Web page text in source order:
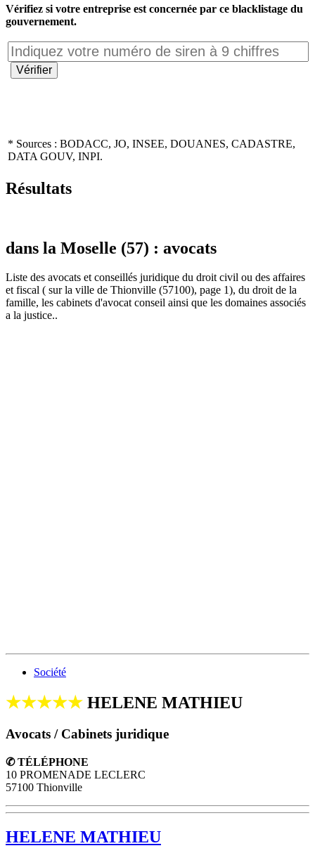
Vérifiez si votre entreprise est concernée par ce blacklistage du
gouvernement.
* Sources : BODACC, JO, INSEE, DOUANES, CADASTRE,
DATA GOUV, INPI.
Résultats
dans la Moselle (57) : avocats
Liste des avocats et conseillés juridique du droit civil ou des affaires
et fiscal ( sur la ville de Thionville (57100), page 1), du droit de la
famille, les cabinets d'avocat conseil ainsi que les domaines associés
a la justice..
Société
★★★★★ HELENE MATHIEU
Avocats / Cabinets juridique
✆ TÉLÉPHONE
10 PROMENADE LECLERC
57100 Thionville
HELENE MATHIEU